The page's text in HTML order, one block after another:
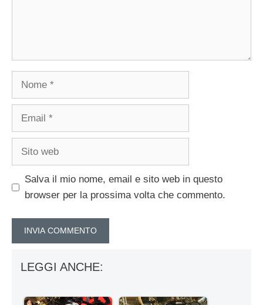
Nome
Email
Sito
Salva il mio nome, email e sito web in questo
browser per la prossima volta che commento.
LEGGI ANCHE: